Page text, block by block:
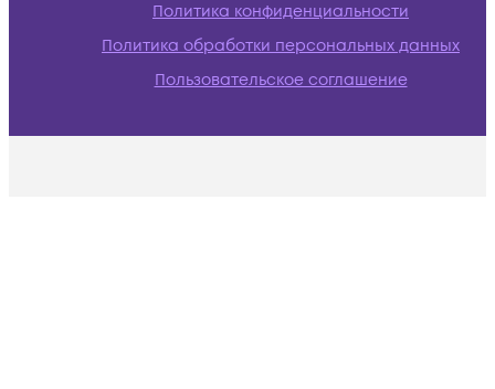
Политика конфиденциальности
Политика обработки персональных данных
Пользовательское соглашение